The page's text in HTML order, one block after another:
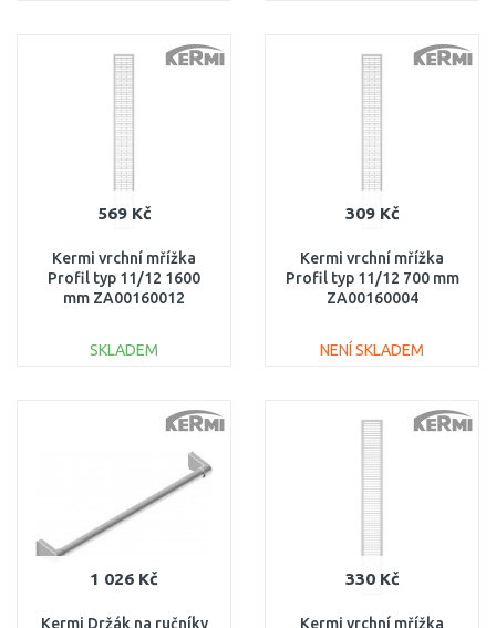
Porovnat Porovnat
569 Kč
Kermi vrchní mřížka
Profil typ 11/12 1600
mm ZA00160012
SKLADEM
309 Kč
Kermi vrchní mřížka
Profil typ 11/12 700 mm
ZA00160004
NENÍ SKLADEM
Porovnat
1 026 Kč
Kermi Držák na ručníky
330 Kč
Kermi vrchní mřížka